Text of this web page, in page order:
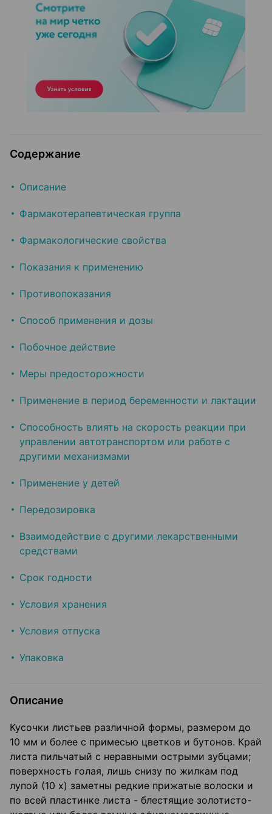
Содержание
Описание
Фармакотерапевтическая группа
Фармакологические свойства
Показания к применению
Противопоказания
Способ применения и дозы
Побочное действие
Меры предосторожности
Применение в период беременности и лактации
Способность влиять на скорость реакции при
управлении автотранспортом или работе с
другими механизмами
Применение у детей
Передозировка
Взаимодействие с другими лекарственными
средствами
Срок годности
Условия хранения
Условия отпуска
Упаковка
Описание
Кусочки листьев различной формы, размером до
10 мм и более с примесью цветков и бутонов. Край
листа пильчатый с неравными острыми зубцами;
поверхность голая, лишь снизу по жилкам под
лупой (10 х) заметны редкие прижатые волоски и
по всей пластинке листа - блестящие золотисто-